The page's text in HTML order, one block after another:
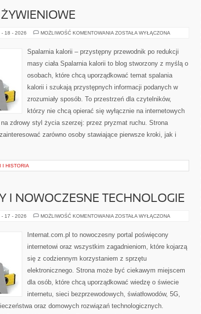
- 18 - 2026 MOŻLIWOŚĆ KOMENTOWANIA DIETY
ŻYWIENIOWE
ZOSTAŁA WYŁĄCZONA
Spalarnia kalorii – przystępny przewodnik po redukcji
masy ciała Spalarnia kalorii to blog stworzony z myślą o
osobach, które chcą uporządkować temat spalania
kalorii i szukają przystępnych informacji podanych w
zrozumiały sposób. To przestrzeń dla czytelników,
którzy nie chcą opierać się wyłącznie na internetowych
zdrowy styl życia szerzej: przez pryzmat ruchu. Strona
zarówno osoby stawiające pierwsze kroki, jak i
I HISTORIA
I NOWOCZESNE TECHNOLOGIE
- 17 - 2026 MOŻLIWOŚĆ KOMENTOWANIA ŚWIATŁOWODY
TECHNOLOGIE
ZOSTAŁA WYŁĄCZONA
Internat.com.pl to nowoczesny portal poświęcony
internetowi oraz wszystkim zagadnieniom, które kojarzą
się z codziennym korzystaniem z sprzętu
elektronicznego. Strona może być ciekawym miejscem
dla osób, które chcą uporządkować wiedzę o świecie
internetu, sieci bezprzewodowych, światłowodów, 5G,
oraz domowych rozwiązań technologicznych.